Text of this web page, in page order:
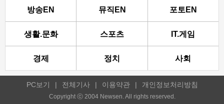
방송EN 뮤직EN 포토EN
생활.문화 스포츠 IT.게임
경제 정치 사회
PC보기 | 전체기사 | 이용약관 | 개인정보처리방침
Copyright ⓒ 2004 Newsen. All rights reserved.